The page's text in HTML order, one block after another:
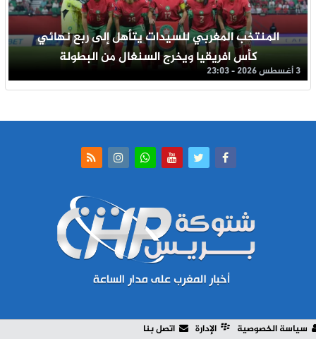
المنتخب المغربي للسيدات يتأهل إلى ربع نهائي
كأس افريقيا ويخرج السنغال من البطولة
3 أغسطس 2026 - 23:03
سياسة الخصوصية الإدارة اتصل بنا